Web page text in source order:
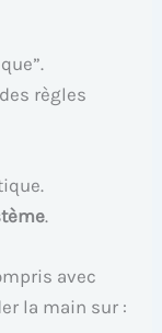
règles
.
avec
la main sur :